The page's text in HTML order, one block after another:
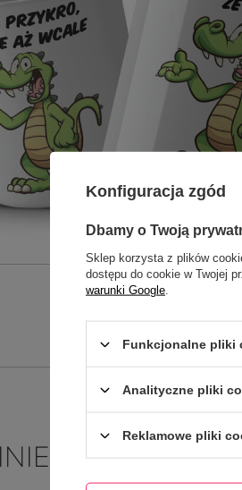
Zadaj pytanie a my
O
Konfiguracja zgód
Dbamy o Twoją
Sklep korzysta z plików
dostępu do cookie w Twojej
warunki Google
Funkcjonalne pliki
Analityczne pliki
Reklamowe pliki